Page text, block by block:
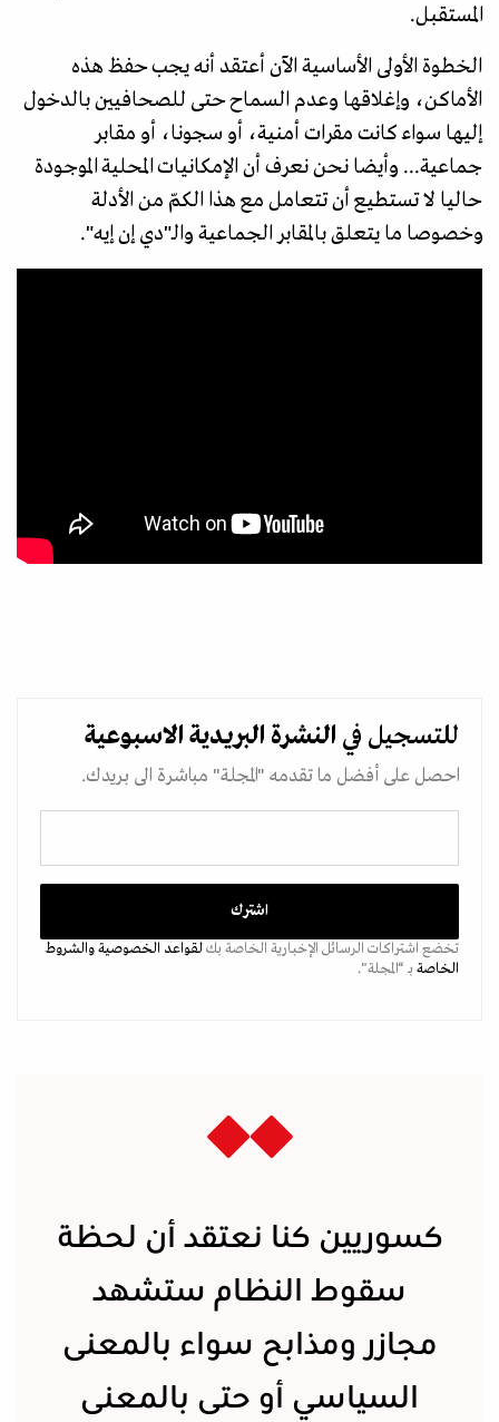
المستقبل.
الخطوة الأولى الأساسية الآن أعتقد أنه يجب حفظ هذه
الأماكن، وإغلاقها وعدم السماح حتى للصحافيين بالدخول
إليها سواء كانت مقرات أمنية، أو سجونا، أو مقابر
جماعية... وأيضا نحن نعرف أن الإمكانيات المحلية الموجودة
حاليا لا تستطيع أن تتعامل مع هذا الكمّ من الأدلة
وخصوصا ما يتعلق بالمقابر الجماعية والـ"دي إن إيه".
للتسجيل في النشرة البريدية الاسبوعية
احصل على أفضل ما تقدمه "المجلة" مباشرة الى بريدك.
تخضع اشتراكات الرسائل الإخبارية الخاصة بكلقواعد الخصوصيةوالشروط
الخاصة بـ “المجلة".
كسوريين كنا نعتقد أن لحظة
سقوط النظام ستشهد
مجازر ومذابح سواء بالمعنى
السياسي أو حتى بالمعنى